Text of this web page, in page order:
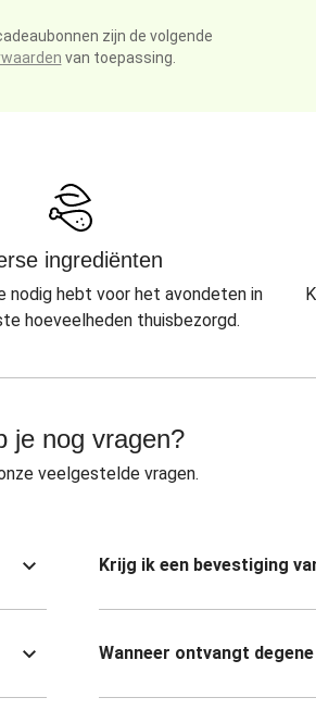
zijn de volgende
van toepassing.
ingrediënten
nodig hebt voor het avondeten in
hoeveelheden thuisbezorgd.
je nog vragen?
veelgestelde vragen.
Krijg ik een bevestiging
Wanneer ontvangt